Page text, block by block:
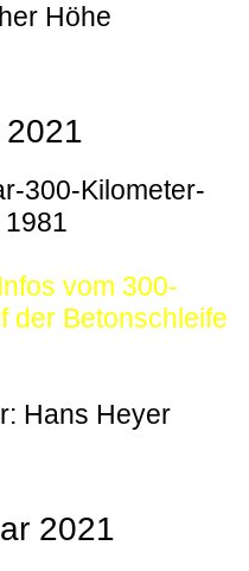
Höhe
300-Kilometer-
vom 300-
der Betonschleife
Hans Heyer
2021